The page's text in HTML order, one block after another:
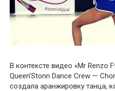
В контексте видео «Mr Renzo
Queen’Stonn Dance Crew —
создала аранжировку танца,